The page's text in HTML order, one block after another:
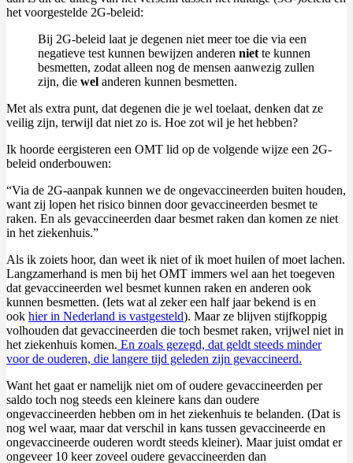
het voorgestelde 2G-beleid:
Bij 2G-beleid laat je degenen niet meer toe die via een
negatieve test kunnen bewijzen anderen niet te kunnen
besmetten, zodat alleen nog de mensen aanwezig zullen
zijn, die wel anderen kunnen besmetten.
Met als extra punt, dat degenen die je wel toelaat, denken dat ze
veilig zijn, terwijl dat niet zo is. Hoe zot wil je het hebben?
Ik hoorde eergisteren een OMT lid op de volgende wijze een 2G-
beleid onderbouwen:
“Via de 2G-aanpak kunnen we de ongevaccineerden buiten houden,
want zij lopen het risico binnen door gevaccineerden besmet te
raken. En als gevaccineerden daar besmet raken dan komen ze niet
in het ziekenhuis.”
Als ik zoiets hoor, dan weet ik niet of ik moet huilen of moet lachen.
Langzamerhand is men bij het OMT immers wel aan het toegeven
dat gevaccineerden wel besmet kunnen raken en anderen ook
kunnen besmetten. (Iets wat al zeker een half jaar bekend is en
ook hier in Nederland is vastgesteld). Maar ze blijven stijfkoppig
volhouden dat gevaccineerden die toch besmet raken, vrijwel niet in
het ziekenhuis komen. En zoals gezegd, dat geldt steeds minder
voor de ouderen, die langere tijd geleden zijn gevaccineerd.
Want het gaat er namelijk niet om of oudere gevaccineerden per
saldo toch nog steeds een kleinere kans dan oudere
ongevaccineerden hebben om in het ziekenhuis te belanden. (Dat is
nog wel waar, maar dat verschil in kans tussen gevaccineerde en
ongevaccineerde ouderen wordt steeds kleiner). Maar juist omdat er
ongeveer 10 keer zoveel oudere gevaccineerden dan